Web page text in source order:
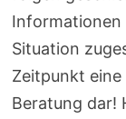
Informationen
Situation
Zeitpunkt
Beratung dar!